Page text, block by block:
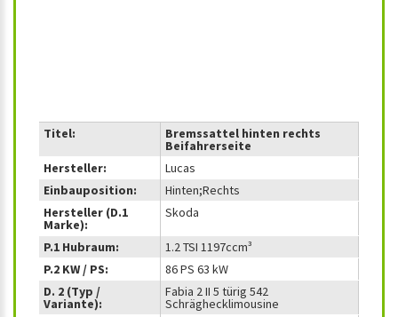
Titel: Bremssattel hinten rechts
Beifahrerseite
Hersteller:
Lucas
Einbauposition:
Hinten;Rechts
Hersteller (D.1
Marke):
Skoda
P.1 Hubraum:
1.2 TSI 1197ccm³
P.2 KW / PS:
86 PS 63 kW
D. 2 (Typ /
Variante):
Fabia 2 II 5 türig 542
Schräghecklimousine